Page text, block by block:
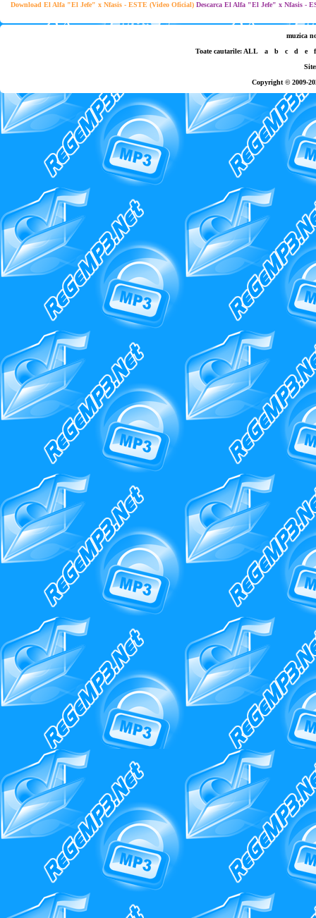
Download El Alfa "El Jefe" x Nfasis - ESTE (Video Oficial) Descarca El Alfa "El Jefe" x Nfasis -
muzica
Toate cautarile: ALL a b c d e
f
Copyright © 2009-